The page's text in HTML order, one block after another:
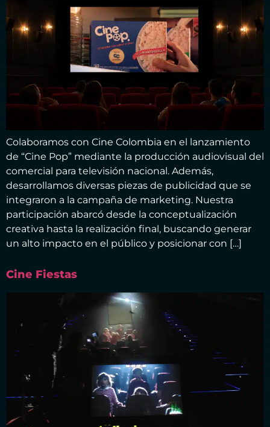
Colaboramos con Cine Colombia en el lanzamiento
de “Cine Pop” mediante la producción audiovisual del
comercial para televisión nacional. Además,
desarrollamos diversas piezas de publicidad que se
integraron a la campaña de marketing. Nuestra
participación abarcó desde la conceptualización
creativa hasta la realización final, buscando generar
un alto impacto en el público y posicionar con […]
Cine Fiestas